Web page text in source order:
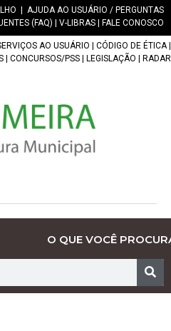
AJUDA AO USUÁRIO / PERGUNTAS
(FAQ)
V-LIBRAS FALE CONOSCO
AO USUÁRIO CÓDIGO DE ÉTICA|
CONCURSOS/PSS LEGISLAÇÃO RADAR
O QUE VOCÊ